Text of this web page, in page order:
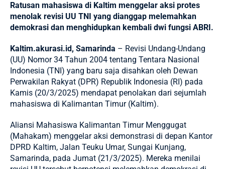
Ratusan mahasiswa di Kaltim menggelar aksi protes
menolak revisi UU TNI yang dianggap melemahkan
demokrasi dan menghidupkan kembali dwi fungsi ABRI.
Kaltim.akurasi.id, Samarinda – Revisi Undang-Undang
(UU) Nomor 34 Tahun 2004 tentang Tentara Nasional
Indonesia (TNI) yang baru saja disahkan oleh Dewan
Perwakilan Rakyat (DPR) Republik Indonesia (RI) pada
Kamis (20/3/2025) mendapat penolakan dari sejumlah
mahasiswa di Kalimantan Timur (Kaltim).
Aliansi Mahasiswa Kalimantan Timur Menggugat
(Mahakam) menggelar aksi demonstrasi di depan Kantor
DPRD Kaltim, Jalan Teuku Umar, Sungai Kunjang,
Samarinda, pada Jumat (21/3/2025). Mereka menilai